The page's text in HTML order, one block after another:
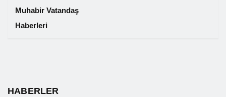
Muhabir Vatandaş
Haberleri
HABERLER